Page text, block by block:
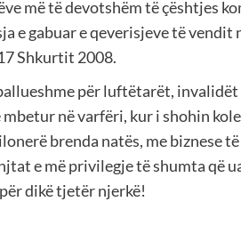
më të devotshëm të çështjes
e gabuar e qeverisjeve të vendit
Shkurtit 2008.
për luftëtarët,
në varfëri, kur i shohin
brenda natës, me biznese
e më privilegje të shumta që
dikë tjetër njerkë!